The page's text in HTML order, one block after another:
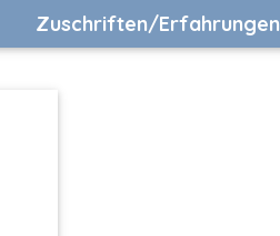
Zuschriften/Erfahrungen